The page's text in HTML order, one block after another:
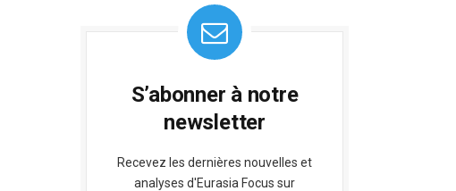
S’abonner à notre
newsletter
Recevez les dernières nouvelles et
analyses d'Eurasia Focus sur